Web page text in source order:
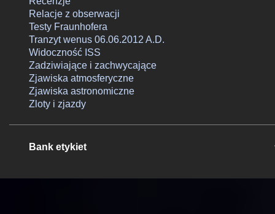
Relacje z obserwacji
Testy Fraunhofera
Tranzyt wenus 06.06.2012 A.D.
Widoczność ISS
Zadziwiające i zachwycające
Zjawiska atmosferyczne
Zjawiska astronomiczne
Zloty i zjazdy
Bank etykiet